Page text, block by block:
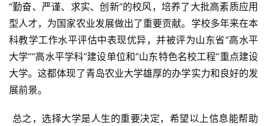
“勤奋、严谨、求实、创新”的校风，培养了大批高素质应用
型人才，为国家农业发展做出了重要贡献。学校多年来在本
科教学工作水平评估中表现优异，并被评为山东省“高水平
大学”“高水平学科”建设单位和“山东特色名校工程”重点建设
大学。这都体现了青岛农业大学雄厚的办学实力和良好的发
展前景。